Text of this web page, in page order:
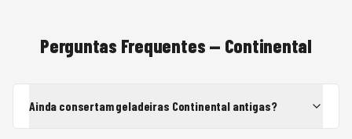
Perguntas Frequentes — Continental
Ainda consertam geladeiras Continental antigas?